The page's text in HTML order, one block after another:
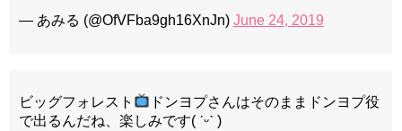
— あみる (@OfVFba9gh16XnJn) June 24, 2019
ビッグフォレスト
ドンヨプさんはそのままドンヨプ役
で出るんだね、楽しみです( ˊᵕˋ )